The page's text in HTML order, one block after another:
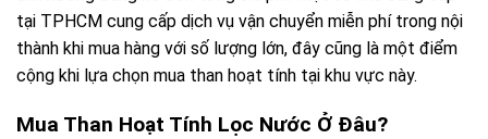
tại TPHCM cung cấp dịch vụ vận chuyển miễn phí trong nội
thành khi mua hàng với số lượng lớn, đây cũng là một điểm
cộng khi lựa chọn mua than hoạt tính tại khu vực này.
Mua Than Hoạt Tính Lọc Nước Ở Đâu?